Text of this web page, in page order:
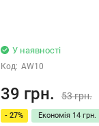
У наявності
Код: AW10
39 грн. 53 грн.
- 27% Економія 14 грн.